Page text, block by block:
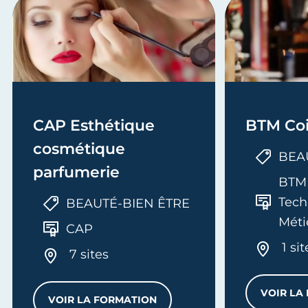
CAP Esthétique
cosmétique
parfumerie
BEAUTÉ-BIEN ÊTRE
CAP
7 sites
VOIR LA FORMATIONCAP ESTHÉTIQUE COSMÉTIQUE
1
VOIR LA